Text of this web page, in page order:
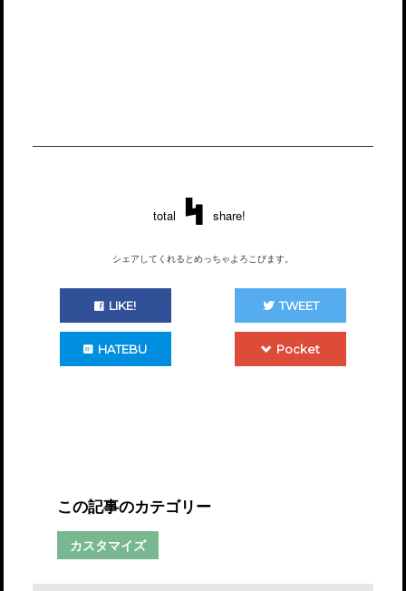
total 4 share!
シェアしてくれるとめっちゃよろこびます。
LIKE! TWEET
HATEBU Pocket
この記事のカテゴリー
カスタマイズ